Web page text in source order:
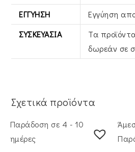
ΕΓΓΎΗΣΗ
Εγγύηση
ΣΥΣΚΕΥΑΣΊΑ
Τα
δωρεάν σε
Σχετικά προϊόντα
Παράδοση σε 4 - 10
ημέρες